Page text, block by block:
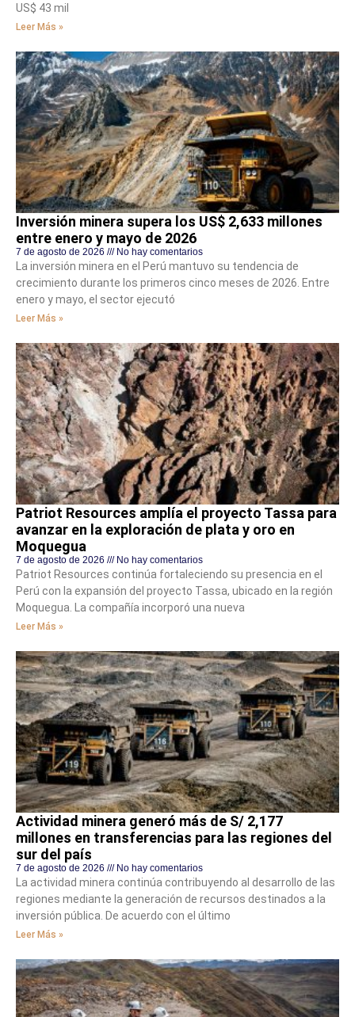
US$ 43 mil
Leer Más »
Inversión minera supera los US$ 2,633 millones
entre enero y mayo de 2026
7 de agosto de 2026 No hay comentarios
La inversión minera en el Perú mantuvo su tendencia de
crecimiento durante los primeros cinco meses de 2026. Entre
enero y mayo, el sector ejecutó
Leer Más »
Patriot Resources amplía el proyecto Tassa para
avanzar en la exploración de plata y oro en
Moquegua
7 de agosto de 2026 No hay comentarios
Patriot Resources continúa fortaleciendo su presencia en el
Perú con la expansión del proyecto Tassa, ubicado en la región
Moquegua. La compañía incorporó una nueva
Leer Más »
Actividad minera generó más de S/ 2,177
millones en transferencias para las regiones del
sur del país
7 de agosto de 2026 No hay comentarios
La actividad minera continúa contribuyendo al desarrollo de las
regiones mediante la generación de recursos destinados a la
inversión pública. De acuerdo con el último
Leer Más »